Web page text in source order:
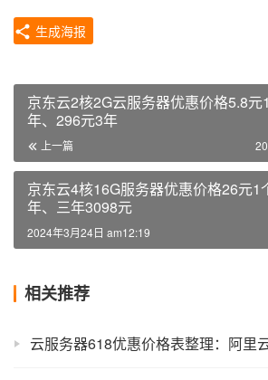
生成海报
京东云2核2G云服务器优惠价格5.8
年、296元3年
上一篇
京东云4核16G服务器优惠价格26元1
年、三年3098元
2024年3月24日 am12:19
相关推荐